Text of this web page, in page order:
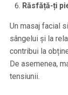
Răsfăță-ți
Un masaj facial
sângelui și la
contribui la
De asemenea,
tensiunii.